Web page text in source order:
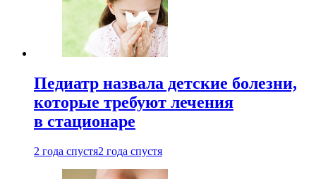
Педиатр назвала детские болезни,
которые требуют лечения
в стационаре
2 года спустя2 года спустя